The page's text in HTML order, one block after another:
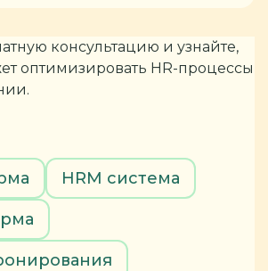
консультацию и узнайте,
оптимизировать HR-процессы
HRM система